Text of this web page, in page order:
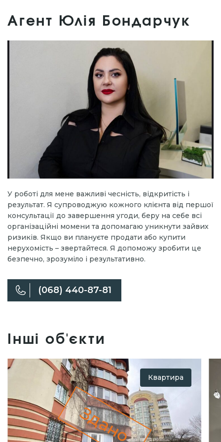
Агент Юлія Бондарчук
У роботі для мене важливі чесність, відкритість і
результат. Я супроводжую кожного клієнта від першої
консультації до завершення угоди, беру на себе всі
організаційні момени та допомагаю уникнути зайвих
ризиків. Якщо ви плануєте продати або купити
нерухомість – звертайтеся. Я допоможу зробити це
безпечно, зрозуміло і результативно.
(068) 440-87-81
Інші об'єкти
Квартира
Здано